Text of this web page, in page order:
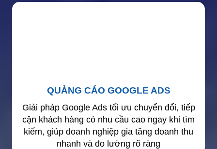
QUẢNG CÁO GOOGLE ADS
Giải pháp Google Ads tối ưu chuyển đổi, tiếp
cận khách hàng có nhu cầu cao ngay khi tìm
kiếm, giúp doanh nghiệp gia tăng doanh thu
nhanh và đo lường rõ ràng